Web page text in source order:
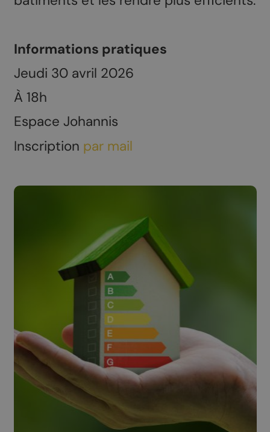
Informations pratiques
Jeudi 30 avril 2026
À 18h
Espace Johannis
Inscription par mail